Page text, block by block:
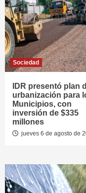
Sociedad
IDR presentó plan
urbanización para
Municipios, con
inversión de $335
millones
jueves 6 de agosto de